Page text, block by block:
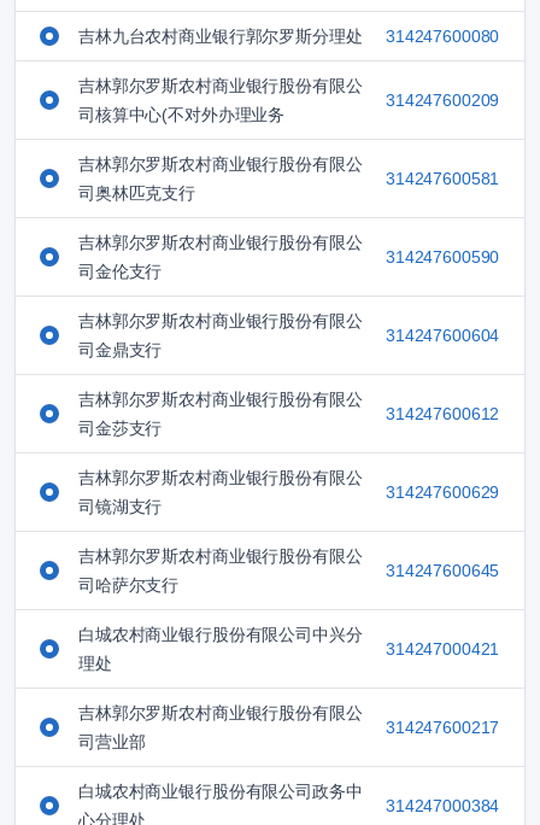
吉林九台农村商业银行郭尔罗斯分理处 314247600080
吉林郭尔罗斯农村商业银行股份有限公
司核算中心(不对外办理业务
314247600209
吉林郭尔罗斯农村商业银行股份有限公
司奥林匹克支行
314247600581
吉林郭尔罗斯农村商业银行股份有限公
司金伦支行
314247600590
吉林郭尔罗斯农村商业银行股份有限公
司金鼎支行
314247600604
吉林郭尔罗斯农村商业银行股份有限公
司金莎支行
314247600612
吉林郭尔罗斯农村商业银行股份有限公
司镜湖支行
314247600629
吉林郭尔罗斯农村商业银行股份有限公
司哈萨尔支行
314247600645
白城农村商业银行股份有限公司中兴分
理处
314247000421
吉林郭尔罗斯农村商业银行股份有限公
司营业部
314247600217
白城农村商业银行股份有限公司政务中
心分理处
314247000384